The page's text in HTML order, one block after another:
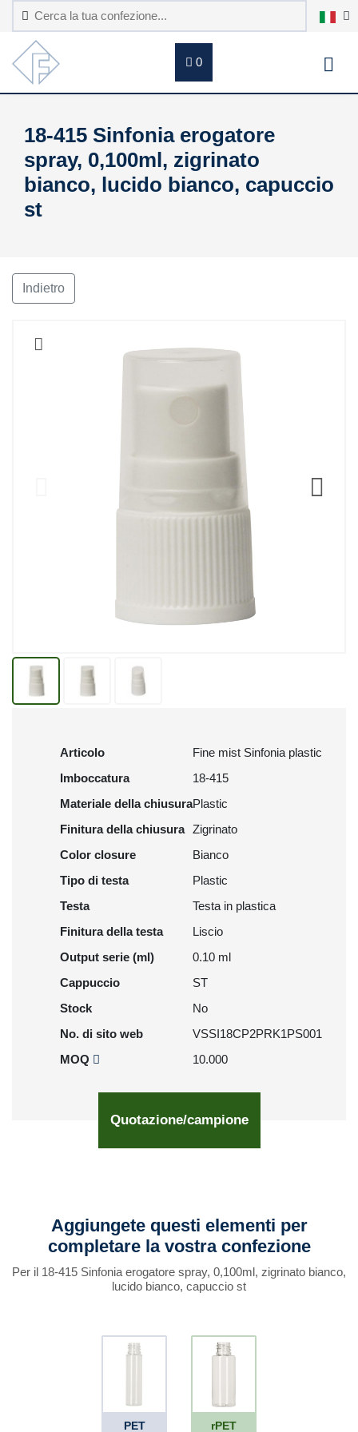
0
18-415 Sinfonia erogatore
spray, 0,100ml, zigrinato
bianco, lucido bianco, capuccio
st
Indietro
Articolo
Fine mist Sinfonia plastic
Imboccatura
18-415
Materiale della chiusuraPlastic
Finitura della chiusura Zigrinato
Color closure
Bianco
Tipo di testa
Plastic
Testa
Testa in plastica
Finitura della testa
Liscio
Output serie (ml)
0.10 ml
Cappuccio
ST
Stock
No
No. di sito web
VSSI18CP2PRK1PS001
MOQ
10.000
Quotazione/campione
Aggiungete questi elementi per
completare la vostra confezione
Per il 18-415 Sinfonia erogatore spray, 0,100ml, zigrinato bianco,
lucido bianco, capuccio st
PET rPET